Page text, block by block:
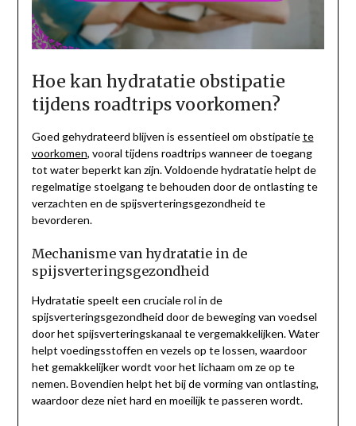
Hoe kan hydratatie obstipatie
tijdens roadtrips voorkomen?
Goed gehydrateerd blijven is essentieel om obstipatiete
voorkomen, vooral tijdens roadtrips wanneer de toegang
tot water beperkt kan zijn. Voldoende hydratatie helpt de
regelmatige stoelgang te behouden door de ontlasting te
verzachten en de spijsverteringsgezondheid te
bevorderen.
Mechanisme van hydratatie in de
spijsverteringsgezondheid
Hydratatie speelt een cruciale rol in de
spijsverteringsgezondheid door de beweging van voedsel
door het spijsverteringskanaal te vergemakkelijken. Water
helpt voedingsstoffen en vezels op te lossen, waardoor
het gemakkelijker wordt voor het lichaam om ze op te
nemen. Bovendien helpt het bij de vorming van ontlasting,
waardoor deze niet hard en moeilijk te passeren wordt.